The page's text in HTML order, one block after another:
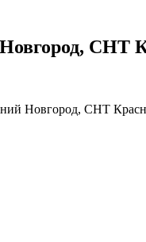
СНТ
Новгород, СНТ